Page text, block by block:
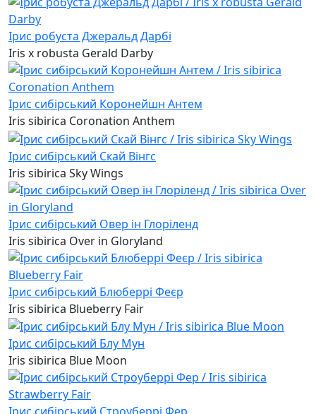
Ірис робуста Джеральд Дарбі
Iris x robusta Gerald Darby
Ірис сибірський Коронейшн Антем
Iris sibirica Coronation Anthem
Ірис сибірський Скай Вінгс
Iris sibirica Sky Wings
Ірис сибірський Овер ін Глоріленд
Iris sibirica Over in Gloryland
Ірис сибірський Блюберрі Феєр
Iris sibirica Blueberry Fair
Ірис сибірський Блу Мун
Iris sibirica Blue Moon